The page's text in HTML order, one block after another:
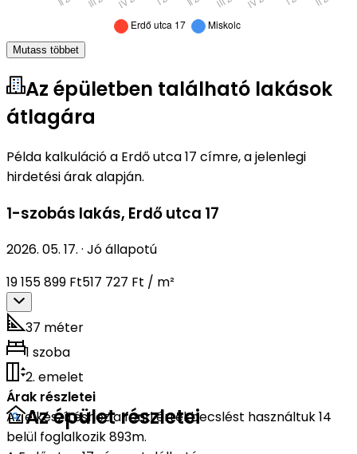
Mutass többet
Az épületben található lakások
átlagára
Példa kalkuláció a Erdő utca 17 címre, a jelenlegi
hirdetési árak alapján.
1-szobás lakás, Erdő utca 17
2026. 05. 17. · Jó állapotú
19 155 899 Ft517 727 Ft / m²
37 méter
1 szoba
2. emelet
Árak részletei
Az elkészítéshez a fenti értékbecslést használtuk 14
belül foglalkozik 893m.
Az épület részletei